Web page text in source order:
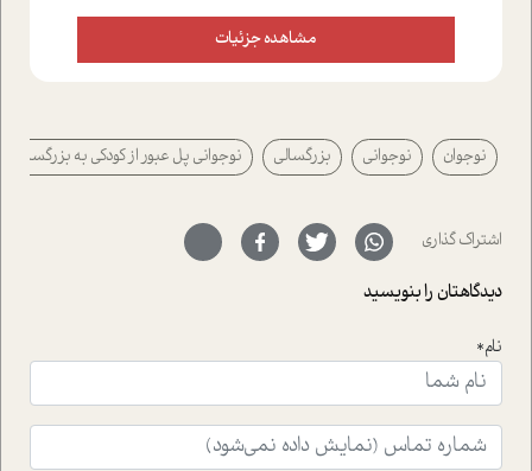
علیخواه، جامعه شناس در بخش های مختلف تلاش کرده ایم
از دریچه های گوناگون به این موضوع مهم بپردازیم.فصل
پیرامون آن آشنا می کند.در بخش دو فنجان داغ به سراغ افرادی
رفته ایم که موفقیت را در عمل به اثبات رسانده اند؛ سید
حمیدرضا محتشمی که بیست و پنجمین سال فعالیت حرفه
سر نهاده است و نیز کرامت عزیز زاده؛ سفیر صلح و دوستی که
با رکاب زدن در بیش از هفتاد کشور و کاشتن درخت، به نماد
حمایت از محیط زیست و منابع طبیعی تبدیل گشته
است.فصل روایت اجنبی ها در این شماره به دو موضوع
ای که به زندگی شگفت انگیز جین گودال و تاثیرات کاوش های
ایشان در حوزه ی شامپانزه ها بر زندگی امروزی ما نگاهی
افکنده است.فصل اتاق 333 شما را پای صحبت یک تجربه ی
واقعی در ارتباط با اختلال شخصیت اسکزوئید و مشکلات و نیز
راهکارهای حل آن قرار می دهد که در اتاق درمان اتفاق افتاده
مشاهده جزئیات
نوجوان نوجوانی بزرگسالی نوجوانی پل عبور از کودکی به بزرگسالی
اشتراک گذاری
دیدگاهتان را بنویسید
نام*